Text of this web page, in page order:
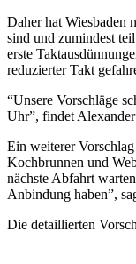
Daher hat Wiesbaden
sind und zumindest
erste
reduzierter Takt
“Unsere Vorschläge
Uhr”, findet
Ein weiterer
Kochbrunnen und
nächste Abfahrt
Anbindung haben”,
Die detaillierten